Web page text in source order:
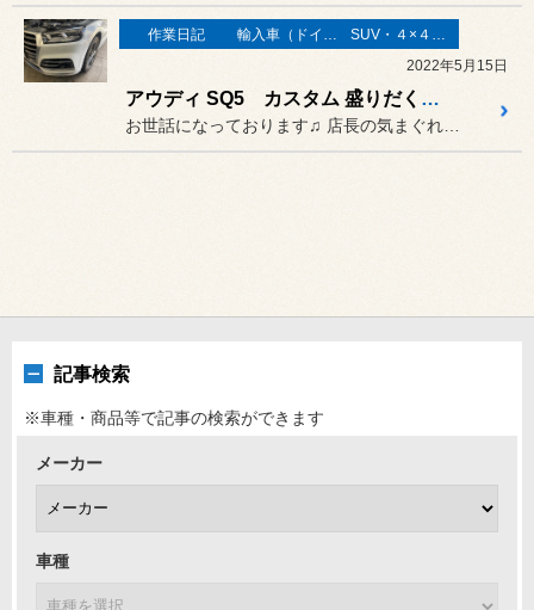
作業日記 輸入車（ドイツ車）の作業
SUV・４×４（オフロード）
2022年5月15日
アウディ SQ5 カスタム 盛りだくさん♫
記事検索
※車種・商品等で記事の検索ができます
メーカー
車種